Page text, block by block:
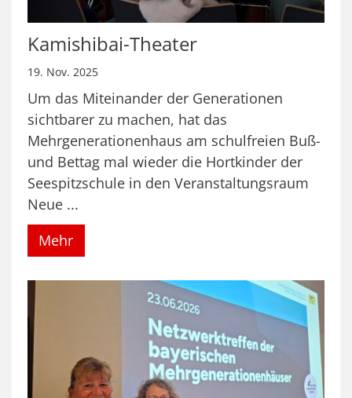
Kamishibai-Theater
19. Nov. 2025
Um das Miteinander der Generationen
sichtbarer zu machen, hat das
Mehrgenerationenhaus am schulfreien Buß-
und Bettag mal wieder die Hortkinder der
Seespitzschule in den Veranstaltungsraum
Neue ...
Mehr